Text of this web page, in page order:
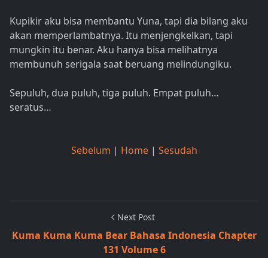
Kupikir aku bisa membantu Yuna, tapi dia bilang aku
akan memperlambatnya. Itu menjengkelkan, tapi
mungkin itu benar. Aku hanya bisa melihatnya
membunuh serigala saat beruang melindungiku.
Sepuluh, dua puluh, tiga puluh. Empat puluh…
seratus…
Sebelum | Home | Sesudah
Next Post
Kuma Kuma Kuma Bear Bahasa Indonesia Chapter
131 Volume 6